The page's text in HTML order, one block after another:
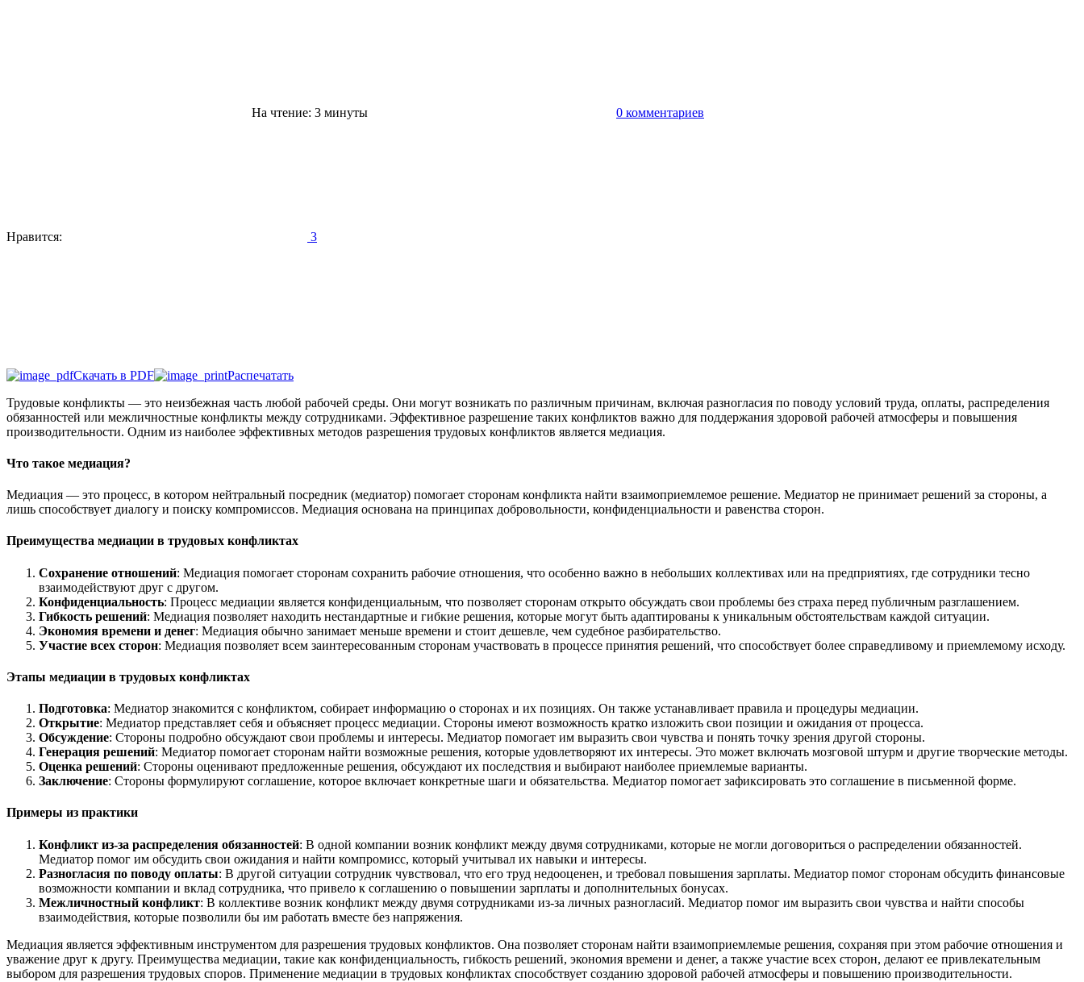
На чтение: 3 минуты 0 комментариев
Нравится: 3
Скачать в PDF
Распечатать
Трудовые конфликты — это неизбежная часть любой рабочей среды. Они могут возникать по различным причинам, включая разногласия по поводу условий труда, оплаты, распределения
обязанностей или межличностные конфликты между сотрудниками. Эффективное разрешение таких конфликтов важно для поддержания здоровой рабочей атмосферы и повышения
производительности. Одним из наиболее эффективных методов разрешения трудовых конфликтов является медиация.
Что такое медиация?
Медиация — это процесс, в котором нейтральный посредник (медиатор) помогает сторонам конфликта найти взаимоприемлемое решение. Медиатор не принимает решений за стороны, а
лишь способствует диалогу и поиску компромиссов. Медиация основана на принципах добровольности, конфиденциальности и равенства сторон.
Преимущества медиации в трудовых конфликтах
Сохранение отношений: Медиация помогает сторонам сохранить рабочие отношения, что особенно важно в небольших коллективах или на предприятиях, где сотрудники тесно
взаимодействуют друг с другом.
Конфиденциальность: Процесс медиации является конфиденциальным, что позволяет сторонам открыто обсуждать свои проблемы без страха перед публичным разглашением.
Гибкость решений: Медиация позволяет находить нестандартные и гибкие решения, которые могут быть адаптированы к уникальным обстоятельствам каждой ситуации.
Экономия времени и денег: Медиация обычно занимает меньше времени и стоит дешевле, чем судебное разбирательство.
Участие всех сторон: Медиация позволяет всем заинтересованным сторонам участвовать в процессе принятия решений, что способствует более справедливому и приемлемому исходу.
Этапы медиации в трудовых конфликтах
Подготовка: Медиатор знакомится с конфликтом, собирает информацию о сторонах и их позициях. Он также устанавливает правила и процедуры медиации.
Открытие: Медиатор представляет себя и объясняет процесс медиации. Стороны имеют возможность кратко изложить свои позиции и ожидания от процесса.
Обсуждение: Стороны подробно обсуждают свои проблемы и интересы. Медиатор помогает им выразить свои чувства и понять точку зрения другой стороны.
Генерация решений: Медиатор помогает сторонам найти возможные решения, которые удовлетворяют их интересы. Это может включать мозговой штурм и другие творческие методы.
Оценка решений: Стороны оценивают предложенные решения, обсуждают их последствия и выбирают наиболее приемлемые варианты.
Заключение: Стороны формулируют соглашение, которое включает конкретные шаги и обязательства. Медиатор помогает зафиксировать это соглашение в письменной форме.
Примеры из практики
Конфликт из-за распределения обязанностей: В одной компании возник конфликт между двумя сотрудниками, которые не могли договориться о распределении обязанностей.
Медиатор помог им обсудить свои ожидания и найти компромисс, который учитывал их навыки и интересы.
Разногласия по поводу оплаты: В другой ситуации сотрудник чувствовал, что его труд недооценен, и требовал повышения зарплаты. Медиатор помог сторонам обсудить финансовые
возможности компании и вклад сотрудника, что привело к соглашению о повышении зарплаты и дополнительных бонусах.
Межличностный конфликт: В коллективе возник конфликт между двумя сотрудниками из-за личных разногласий. Медиатор помог им выразить свои чувства и найти способы
взаимодействия, которые позволили бы им работать вместе без напряжения.
Медиация является эффективным инструментом для разрешения трудовых конфликтов. Она позволяет сторонам найти взаимоприемлемые решения, сохраняя при этом рабочие отношения и
уважение друг к другу. Преимущества медиации, такие как конфиденциальность, гибкость решений, экономия времени и денег, а также участие всех сторон, делают ее привлекательным
выбором для разрешения трудовых споров. Применение медиации в трудовых конфликтах способствует созданию здоровой рабочей атмосферы и повышению производительности.